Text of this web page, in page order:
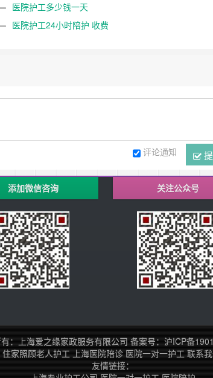
医院护工多少钱一天
医院护工24小时陪护 收费
评论通知
添加微信咨询 关注公众号
：上海爱之缘家政服务有限公司 备案号： 沪ICP备
住家照顾老人护工 上海医院陪诊 医院一对一护工 联系
友情链接：